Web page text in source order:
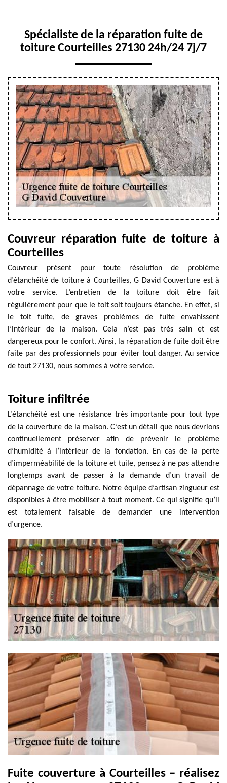
Spécialiste de la réparation fuite de
toiture Courteilles 27130 24h/24 7j/7
Couvreur réparation fuite de toiture à
Courteilles
Couvreur présent pour toute résolution de problème
d’étanchéité de toiture à Courteilles, G David Couverture est à
votre service. L’entretien de la toiture doit être fait
régulièrement pour que le toit soit toujours étanche. En effet, si
le toit fuite, de graves problèmes de fuite envahissent
l’intérieur de la maison. Cela n’est pas très sain et est
dangereux pour le confort. Ainsi, la réparation de fuite doit être
faite par des professionnels pour éviter tout danger. Au service
de tout 27130, nous sommes à votre service.
Toiture infiltrée
L’étanchéité est une résistance très importante pour tout type
de la couverture de la maison. C’est un détail que nous devrions
continuellement préserver afin de prévenir le problème
d’humidité à l’intérieur de la fondation. En cas de la perte
d’imperméabilité de la toiture et tuile, pensez à ne pas attendre
longtemps avant de passer à la demande d’un travail de
dépannage de votre toiture. Notre équipe d’artisan zingueur est
disponibles à être mobiliser à tout moment. Ce qui signifie qu’il
est totalement faisable de demander une intervention
d’urgence.
Fuite couverture à Courteilles – réalisez